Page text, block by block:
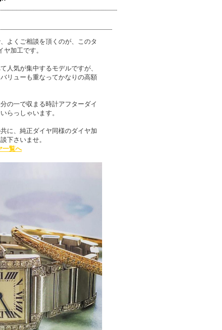
よくご相談を頂くのが、このタ
加工です。
人気が集中するモデルですが、
リューも重なってかなりの高額
の一で収まる時計アフターダイ
らっしゃいます。
に、純正ダイヤ同様のダイヤ加
下さいませ。
一覧へ